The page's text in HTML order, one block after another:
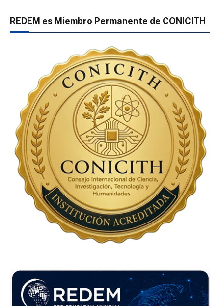
REDEM es Miembro Permanente de CONICITH